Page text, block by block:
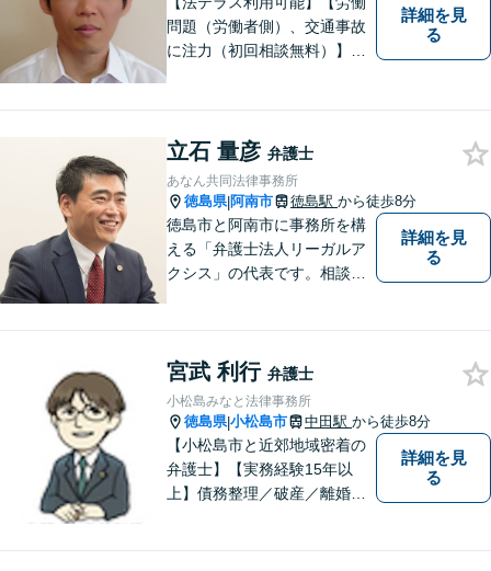
問題（労働者側）、交通事故
に注力（初回相談無料）】市
務整理など）を中心に、社会
的事件にも対応いたします。
お気軽にご相談ください。
詳細を見
る
立石 量彦 弁護士
あなん共同法律事務所
徳島県|阿南市 徳島駅 から徒歩8分
徳島市と阿南市に事務所を構
える「弁護士法人リーガルア
クシス」の代表です。相談い
中心的取扱分野は遺産分割事
件。徳島県出身。東京大学法
学部卒。
詳細を見
る
宮武 利行 弁護士
小松島みなと法律事務所
徳島県|小松島市 中田駅 から徒歩8分
【小松島市と近郊地域密着の
弁護士】【実務経験15年以
上】債務整理／破産／離婚／
詳細を見
る